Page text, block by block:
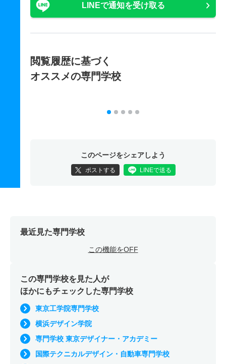
LINEで通知を受け取る
閲覧履歴に基づく
オススメの専門学校
このページをシェアしよう
ポストする LINEで送る
最近見た専門学校
この機能をOFF
この専門学校を見た人が
ほかにもチェックした専門学校
東京工学院専門学校
横浜デザイン学院
専門学校 東京デザイナー・アカデミー
国際テクニカルデザイン・自動車専門学校